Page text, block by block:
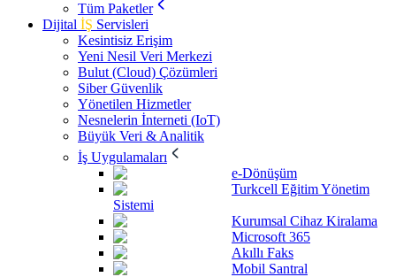
Tüm Paketler
Dijital İŞ Servisleri
Kesintisiz Erişim
Yeni Nesil Veri Merkezi
Bulut (Cloud) Çözümleri
Siber Güvenlik
Yönetilen Hizmetler
Nesnelerin İnterneti (IoT)
Büyük Veri & Analitik
İş Uygulamaları
e-Dönüşüm
Turkcell Eğitim Yönetim
Sistemi
Kurumsal Cihaz Kiralama
Microsoft 365
Akıllı Faks
Mobil Santral